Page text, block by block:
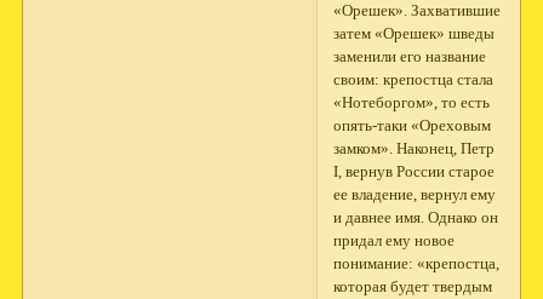
«Орешек». Захватившие
затем «Орешек» шведы
заменили его название
своим: крепостца стала
«Нотеборгом», то есть
опять-таки «Ореховым
замком». Нако­нец, Петр
I, вернув России старое
ее владение, вернул ему
и давнее имя. Однако он
придал ему новое
понимание: «крепостца,
которая будет твердым